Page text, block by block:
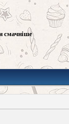
смачніше